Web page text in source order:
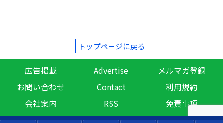
トップページに戻る
広告掲載 Advertise
メルマガ登録
お問い合わせ
Contact
利用規約
会社案内
RSS 免責事項